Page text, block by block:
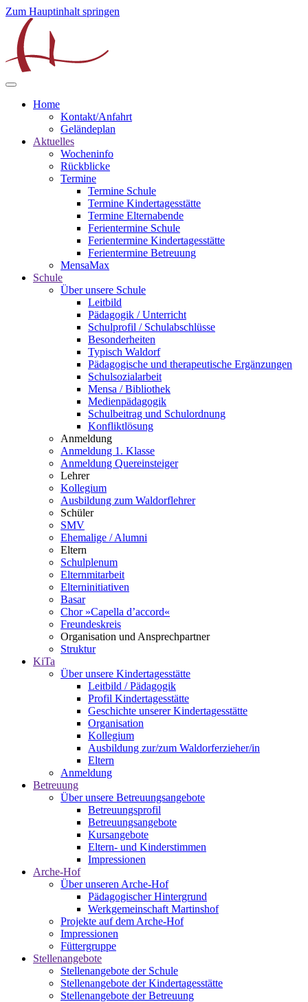
Zum Hauptinhalt springen
Home
Kontakt/Anfahrt
Geländeplan
Aktuelles
Wocheninfo
Rückblicke
Termine
Termine Schule
Termine Kindertagesstätte
Termine Elternabende
Ferientermine Schule
Ferientermine Kindertagesstätte
Ferientermine Betreuung
MensaMax
Schule
Über unsere Schule
Leitbild
Pädagogik / Unterricht
Schulprofil / Schulabschlüsse
Besonderheiten
Typisch Waldorf
Pädagogische und therapeutische Ergänzungen
Schulsozialarbeit
Mensa / Bibliothek
Medienpädagogik
Schulbeitrag und Schulordnung
Konfliktlösung
Anmeldung
Anmeldung 1. Klasse
Anmeldung Quereinsteiger
Lehrer
Kollegium
Ausbildung zum Waldorflehrer
Schüler
SMV
Ehemalige / Alumni
Eltern
Schulplenum
Elternmitarbeit
Elterninitiativen
Basar
Chor »Capella d’accord«
Freundeskreis
Organisation und Ansprechpartner
Struktur
KiTa
Über unsere Kindertagesstätte
Leitbild / Pädagogik
Profil Kindertagesstätte
Geschichte unserer Kindertagesstätte
Organisation
Kollegium
Ausbildung zur/zum Waldorferzieher/in
Eltern
Anmeldung
Betreuung
Über unsere Betreuungsangebote
Betreuungsprofil
Betreuungsangebote
Kursangebote
Eltern- und Kinderstimmen
Impressionen
Arche-Hof
Über unseren Arche-Hof
Pädagogischer Hintergrund
Werkgemeinschaft Martinshof
Projekte auf dem Arche-Hof
Impressionen
Füttergruppe
Stellenangebote
Stellenangebote der Schule
Stellenangebote der Kindertagesstätte
Stellenangebote der Betreuung